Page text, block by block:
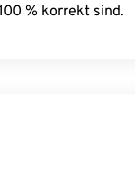
% korrekt sind.